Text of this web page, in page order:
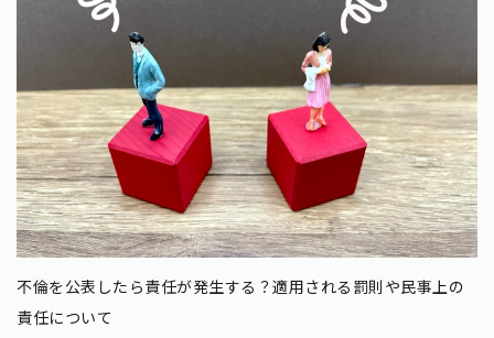
不倫を公表したら責任が発生する？適用される罰則や民事上の
責任について